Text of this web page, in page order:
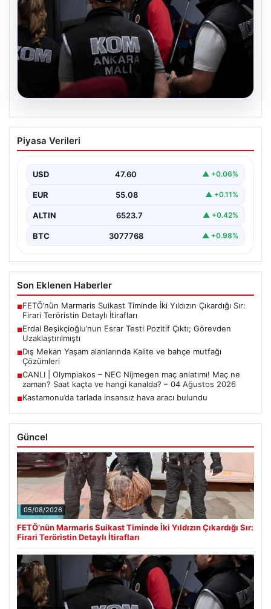
Erdal Beşikçioğlu’nun Esrar Testi Pozitif
Çıktı; Görevden Uzaklaştırılmıştı
rüşvet operasyonu kapsamında tutuklanan Belediye
Başkanı Erdal Beşikçioğlu’nun…
Piyasa Verileri
USD 47.60 ▲ +0.06%
EUR 55.08 ▲ +0.11%
ALTIN 6523.7 ▲ +0.42%
BTC 3077768 ▲ +0.98%
Son Eklenen Haberler
■FETÖ’nün Marmaris Suikast Timinde İki Yıldızın Çıkardığı Sır:
Firari Teröristin Detaylı İtirafları
■Erdal Beşikçioğlu’nun Esrar Testi Pozitif Çıktı; Görevden
Uzaklaştırılmıştı
■Dış Mekan Yaşam alanlarında Kalite ve bahçe mutfağı
Çözümleri
■CANLI | Olympiakos – NEC Nijmegen maç anlatımı! Maç ne
zaman? Saat kaçta ve hangi kanalda? – 04 Ağustos 2026
■Kastamonu’da tarlada insansız hava aracı bulundu
Güncel
05/08/2026
FETÖ’nün Marmaris Suikast Timinde İki Yıldızın Çıkardığı Sır:
Firari Teröristin Detaylı İtirafları